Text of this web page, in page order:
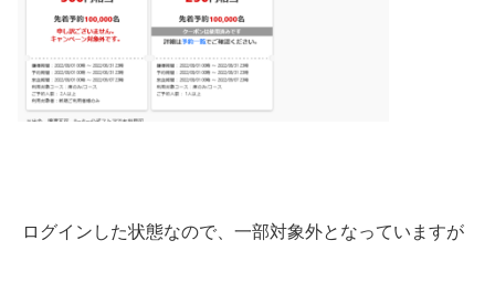
ログインした状態なので、一部対象外となっていますが